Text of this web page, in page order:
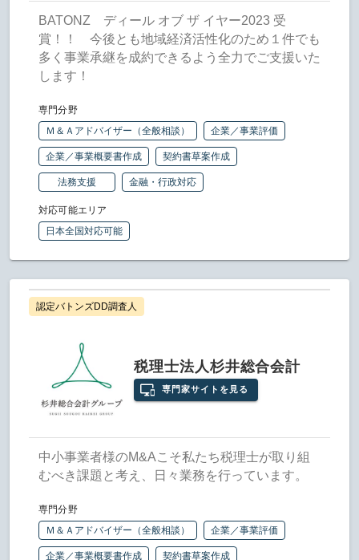
BATONZ ディール オブ ザ イヤー2023 受
賞！！ 今後とも地域経済活性化のため１件でも
多く事業承継を成約できるよう全力でご支援いた
します！
専門分野
Ｍ＆Ａアドバイザー（全般相談）
企業／事業評価
企業／事業概要書作成 契約書草案作成
法務支援 金融・行政対応
対応可能エリア
日本全国対応可能
認定バトンズDD調査人
税理士法人杉井総合会計
専門家サイトを見る
中小事業者様のM&Aこそ私たち税理士が取り組
むべき課題と考え、日々業務を行っています。
専門分野
Ｍ＆Ａアドバイザー（全般相談）
企業／事業評価
企業／事業概要書作成 契約書草案作成